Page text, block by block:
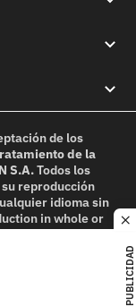
PUBLICIDAD
de los
de la
S.A.Todos los
reproducción
idioma sin
in whole or
is